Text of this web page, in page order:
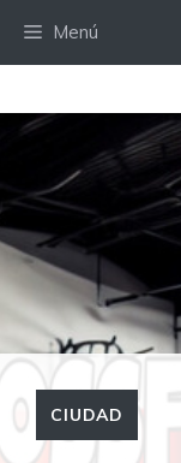
Menú
CIUDAD